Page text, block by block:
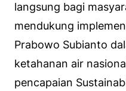
langsung bagi
mendukung
Prabowo Subianto
ketahanan air
pencapaian